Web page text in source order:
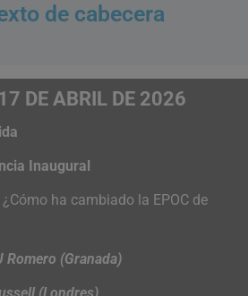
de cabecera
DE ABRIL DE 2026
Inaugural
ha cambiado la EPOC de
Romero (Granada)